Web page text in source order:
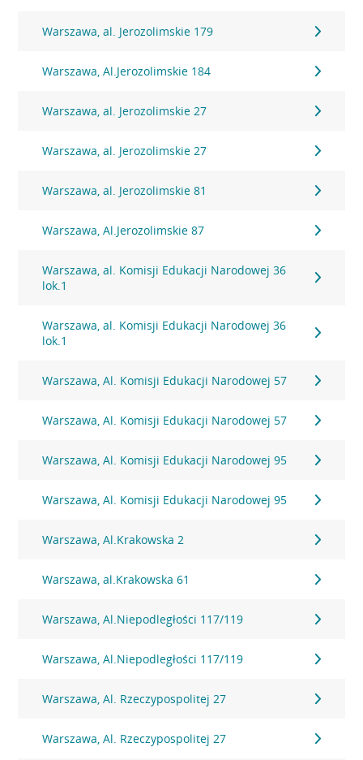
Warszawa, al. Jerozolimskie 179
Warszawa, Al.Jerozolimskie 184
Warszawa, al. Jerozolimskie 27
Warszawa, al. Jerozolimskie 27
Warszawa, al. Jerozolimskie 81
Warszawa, Al.Jerozolimskie 87
Warszawa, al. Komisji Edukacji Narodowej 36
lok.1
Warszawa, al. Komisji Edukacji Narodowej 36
lok.1
Warszawa, Al. Komisji Edukacji Narodowej 57
Warszawa, Al. Komisji Edukacji Narodowej 57
Warszawa, Al. Komisji Edukacji Narodowej 95
Warszawa, Al. Komisji Edukacji Narodowej 95
Warszawa, Al.Krakowska 2
Warszawa, al.Krakowska 61
Warszawa, Al.Niepodległości 117/119
Warszawa, Al.Niepodległości 117/119
Warszawa, Al. Rzeczypospolitej 27
Warszawa, Al. Rzeczypospolitej 27